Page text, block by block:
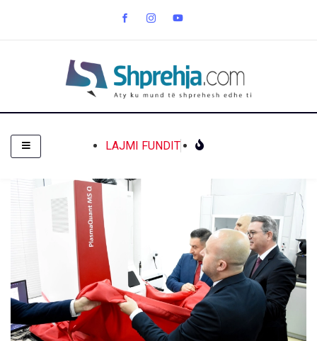
LAJMI FUNDIT